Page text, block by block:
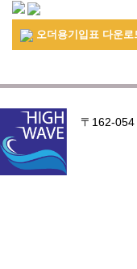
오더용기입표 다운로
〒162-